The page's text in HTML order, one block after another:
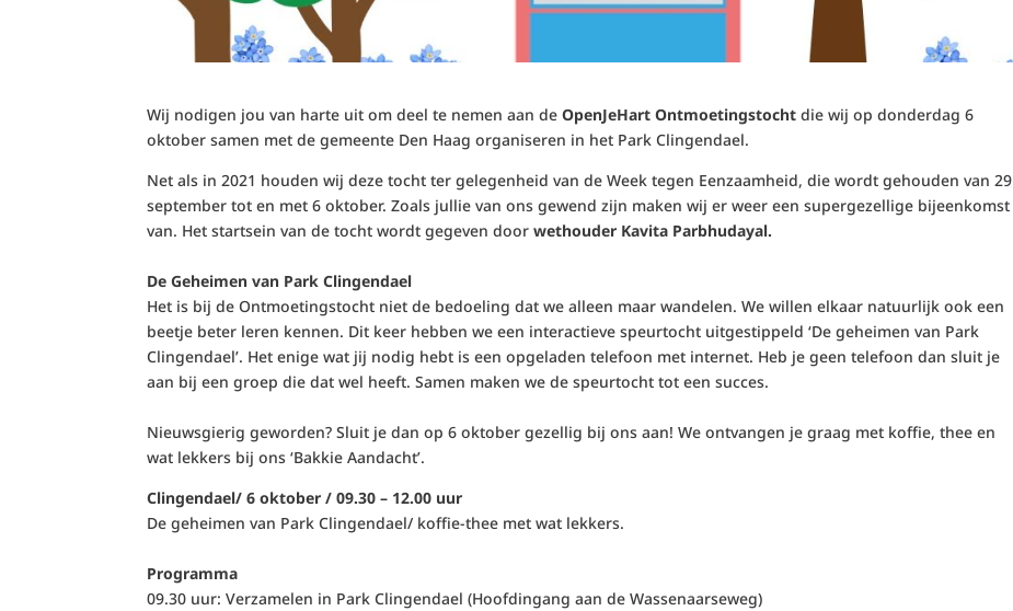
Wij nodigen jou van harte uit om deel te nemen aan deOpenJeHart Ontmoetingstocht die wij op donderdag 6
oktober samen met de gemeente Den Haag organiseren in het Park Clingendael.
Net als in 2021 houden wij deze tocht ter gelegenheid van de Week tegen Eenzaamheid, die wordt gehouden van 29
september tot en met 6 oktober. Zoals jullie van ons gewend zijn maken wij er weer een supergezellige bijeenkomst
van. Het startsein van de tocht wordt gegeven doorwethouder Kavita Parbhudayal.
De Geheimen van Park Clingendael
Het is bij de Ontmoetingstocht niet de bedoeling dat we alleen maar wandelen. We willen elkaar natuurlijk ook een
beetje beter leren kennen. Dit keer hebben we een interactieve speurtocht uitgestippeld ‘De geheimen van Park
Clingendael’. Het enige wat jij nodig hebt is een opgeladen telefoon met internet. Heb je geen telefoon dan sluit je
aan bij een groep die dat wel heeft. Samen maken we de speurtocht tot een succes.
Nieuwsgierig geworden? Sluit je dan op 6 oktober gezellig bij ons aan! We ontvangen je graag met koffie, thee en
wat lekkers bij ons ‘Bakkie Aandacht’.
Clingendael/ 6 oktober / 09.30 – 12.00 uur
De geheimen van Park Clingendael/ koffie-thee met wat lekkers.
Programma
09.30 uur: Verzamelen in Park Clingendael (Hoofdingang aan de Wassenaarseweg)